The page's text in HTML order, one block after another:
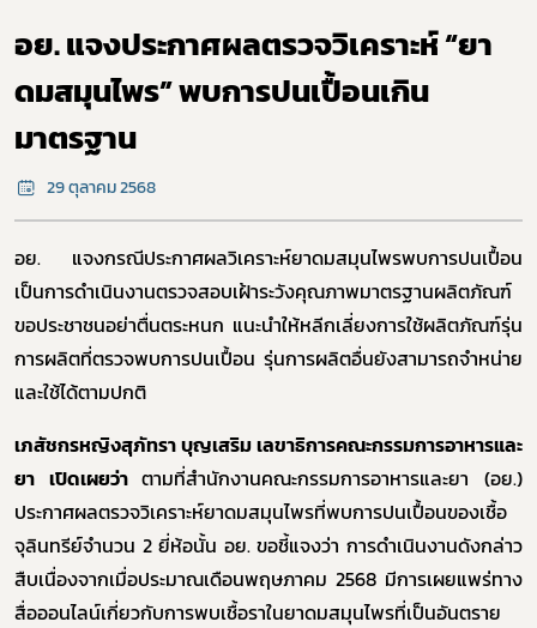
อย. แจงประกาศผลตรวจวิเคราะห์ “ยา
ดมสมุนไพร” พบการปนเปื้อนเกิน
มาตรฐาน
29 ตุลาคม 2568
อย. แจงกรณีประกาศผลวิเคราะห์ยาดมสมุนไพรพบการปนเปื้อน
เป็นการดำเนินงานตรวจสอบเฝ้าระวังคุณภาพมาตรฐานผลิตภัณฑ์
ขอประชาชนอย่าตื่นตระหนก แนะนำให้หลีกเลี่ยงการใช้ผลิตภัณฑ์รุ่น
การผลิตที่ตรวจพบการปนเปื้อน รุ่นการผลิตอื่นยังสามารถจำหน่าย
และใช้ได้ตามปกติ
เภสัชกรหญิงสุภัทรา บุญเสริม เลขาธิการคณะกรรมการอาหารและ
ยา เปิดเผยว่าตามที่สำนักงานคณะกรรมการอาหารและยา (อย.)
ประกาศผลตรวจวิเคราะห์ยาดมสมุนไพรที่พบการปนเปื้อนของเชื้อ
จุลินทรีย์จำนวน 2ยี่ห้อนั้น อย. ขอชี้แจงว่า การดำเนินงานดังกล่าว
สืบเนื่องจากเมื่อประมาณเดือนพฤษภาคม 2568 มีการเผยแพร่ทาง
สื่อออนไลน์เกี่ยวกับการพบเชื้อราในยาดมสมุนไพรที่เป็นอันตราย